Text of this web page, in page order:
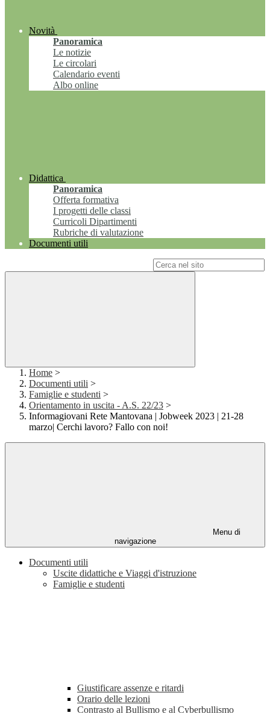
Novità
Panoramica
Le notizie
Le circolari
Calendario eventi
Albo online
Didattica
Panoramica
Offerta formativa
I progetti delle classi
Curricoli Dipartimenti
Rubriche di valutazione
Documenti utili
Home >
Documenti utili >
Famiglie e studenti >
Orientamento in uscita - A.S. 22/23 >
Informagiovani Rete Mantovana | Jobweek 2023 | 21-28
marzo| Cerchi lavoro? Fallo con noi!
Menu di
navigazione
Documenti utili
Uscite didattiche e Viaggi d'istruzione
Famiglie e studenti
Giustificare assenze e ritardi
Orario delle lezioni
Contrasto al Bullismo e al Cyberbullismo